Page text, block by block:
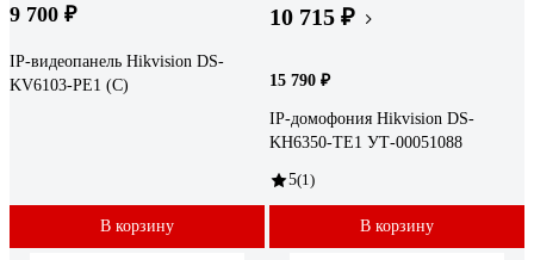
9 700 ₽
IP-видеопанель Hikvision DS-
KV6103-PE1 (C)
В корзину
10 715 ₽
15 790 ₽
IP-домофония Hikvision DS-
KH6350-TE1 УТ-00051088
5(1)
В корзину